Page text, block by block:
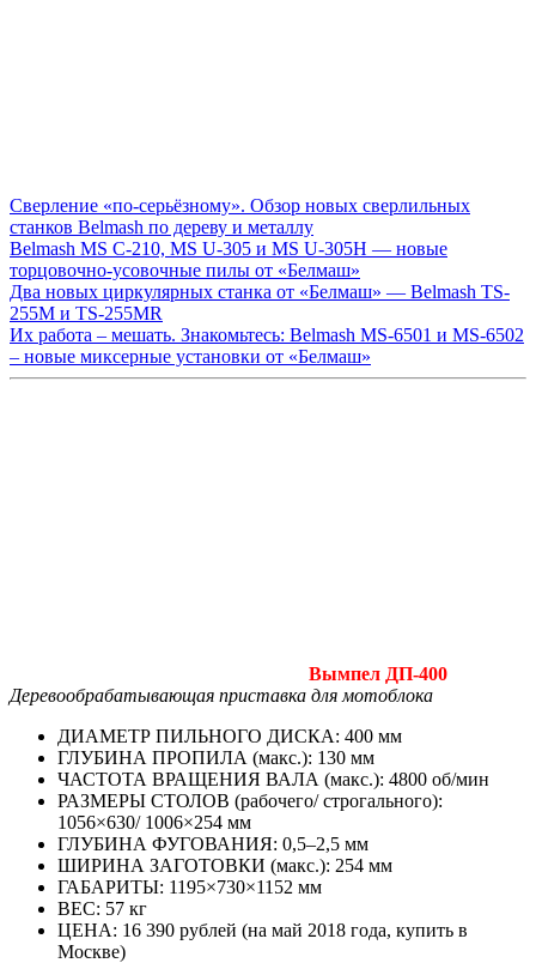
Сверление «по-серьёзному». Обзор новых сверлильных
станков Belmash по дереву и металлу
Belmash MS C-210, MS U-305 и MS U-305H — новые
торцовочно-усовочные пилы от «Белмаш»
Два новых циркулярных станка от «Белмаш» — Belmash TS-
255M и TS-255MR
Их работа – мешать. Знакомьтесь: Belmash MS-6501 и MS-6502
– новые миксерные установки от «Белмаш»
Вымпел ДП‑400
Деревообрабатывающая приставка для мотоблока
ДИАМЕТР ПИЛЬНОГО ДИСКА: 400 мм
ГЛУБИНА ПРОПИЛА (макс.): 130 мм
ЧАСТОТА ВРАЩЕНИЯ ВАЛА (макс.): 4800 об/мин
РАЗМЕРЫ СТОЛОВ (рабочего/ строгального):
1056×630/ 1006×254 мм
ГЛУБИНА ФУГОВАНИЯ: 0,5–2,5 мм
ШИРИНА ЗАГОТОВКИ (макс.): 254 мм
ГАБАРИТЫ: 1195×730×1152 мм
ВЕС: 57 кг
ЦЕНА: 16 390 рублей (на май 2018 года, купить в
Москве)